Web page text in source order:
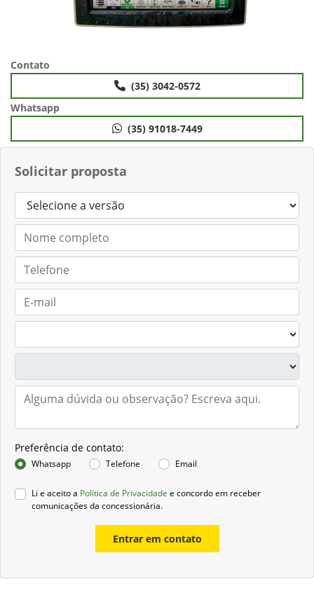
Solicitar proposta
Preferência de contato:
Whatsapp Telefone Email
Li e aceito a Política de Privacidade e concordo em receber
comunicações da concessionária.
Entrar em contato
Contato
(35) 3042-0572
Whatsapp
(35) 91018-7449